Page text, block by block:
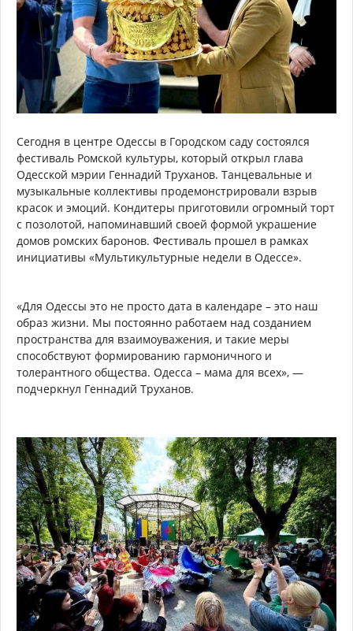
Сегодня в центре Одессы в Городском саду состоялся
фестиваль Ромской культуры, который открыл глава
Одесской мэрии Геннадий Труханов. Танцевальные и
музыкальные коллективы продемонстрировали взрыв
красок и эмоций. Кондитеры приготовили огромный торт
с позолотой, напоминавший своей формой украшение
домов ромских баронов. Фестиваль прошел в рамках
инициативы «Мультикультурные недели в Одессе».
«Для Одессы это не просто дата в календаре – это наш
образ жизни. Мы постоянно работаем над созданием
пространства для взаимоуважения, и такие меры
способствуют формированию гармоничного и
толерантного общества. Одесса – мама для всех», —
подчеркнул Геннадий Труханов.